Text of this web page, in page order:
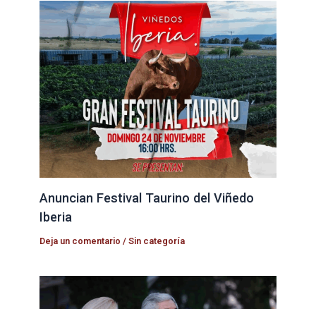
Anuncian Festival Taurino del Viñedo
Iberia
Deja un comentario /Sin categoría